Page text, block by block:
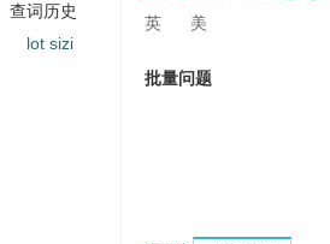
英 美
批量问题
查词历史
lot sizi